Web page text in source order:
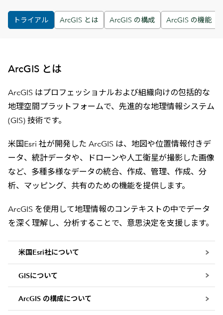
ArcGIS とは ArcGIS の構成 ArcGIS の機能
トライアル
ArcGIS とは
ArcGIS はプロフェッショナルおよび組織向けの包括的な
地理空間プラットフォームで、先進的な地理情報システム
(GIS) 技術です。
米国Esri 社が開発した ArcGIS は、地図や位置情報付きデ
ータ、統計データや、ドローンや人工衛星が撮影した画像
など、多種多様なデータの統合、作成、管理、作成、分
析、マッピング、共有のための機能を提供します。
ArcGIS を使用して地理情報のコンテキストの中でデータ
を深く理解し、分析することで、意思決定を支援します。
米国Esri社について
GISについて
ArcGIS の構成について